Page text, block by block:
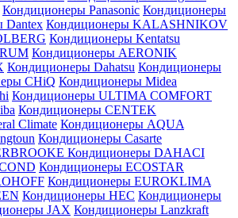
Кондиционеры Panasonic Кондиционеры
Dantex Кондиционеры KALASHNIKOV
Кондиционеры Kentatsu
Кондиционеры AERONIK
Кондиционеры Dahatsu Кондиционеры
CHiQ Кондиционеры Midea
Кондиционеры ULTIMA COMFORT
Кондиционеры CENTEK
Climate Кондиционеры AQUA
Кондиционеры Casarte
Кондиционеры DAHACI
Кондиционеры ECOSTAR
Кондиционеры EUROKLIMA
Кондиционеры HEC Кондиционеры
JAX Кондиционеры Lanzkraft